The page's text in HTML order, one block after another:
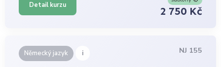
Detail kurzu 2 750 Kč
Německý jazyk i NJ 155